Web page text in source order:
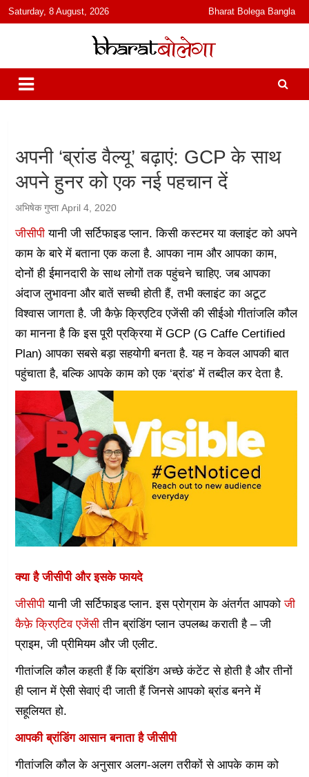
content
Saturday, 8 August, 2026 Bharat Bolega Bangla
भारत बोलेगा
हिंदी में समाचार, विचार, ऑडियो, वीडियो और फ़ीचर. भारत बोलेगा हिंदी न्यूज़ वेबसाइट
India: News, Views, Info, Trends & Podcast I जानकारी भी समझदारी भी
और पॉडकास्ट
अपनी ‘ब्रांड वैल्यू’ बढ़ाएं: GCP के साथ
अपने हुनर को एक नई पहचान दें
अभिषेक गुप्ता April 4, 2020
जीसीपी यानी जी सर्टिफाइड प्लान. किसी कस्टमर या क्लाइंट को अपने
काम के बारे में बताना एक कला है. आपका नाम और आपका काम,
दोनों ही ईमानदारी के साथ लोगों तक पहुंचने चाहिए. जब आपका
अंदाज लुभावना और बातें सच्ची होती हैं, तभी क्लाइंट का अटूट
विश्वास जागता है. जी कैफ़े क्रिएटिव एजेंसी की सीईओ गीतांजलि कौल
का मानना है कि इस पूरी प्रक्रिया में GCP (G Caffe Certified
Plan) आपका सबसे बड़ा सहयोगी बनता है. यह न केवल आपकी बात
पहुंचाता है, बल्कि आपके काम को एक ‘ब्रांड’ में तब्दील कर देता है.
क्या है जीसीपी और इसके फायदे
जीसीपी यानी जी सर्टिफाइड प्लान. इस प्रोग्राम के अंतर्गत आपकोजी
कैफ़े क्रिएटिव एजेंसी तीन ब्रांडिंग प्लान उपलब्ध कराती है – जी
प्राइम, जी प्रीमियम और जी एलीट.
गीतांजलि कौल कहती हैं कि ब्रांडिंग अच्छे कंटेंट से होती है और तीनों
ही प्लान में ऐसी सेवाएं दी जाती हैं जिनसे आपको ब्रांड बनने में
सहूलियत हो.
आपकी ब्रांडिंग आसान बनाता है जीसीपी
गीतांजलि कौल के अनुसार अलग-अलग तरीकों से आपके काम को